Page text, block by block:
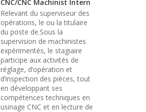
CNC/CNC Machinist Intern
Relevant du superviseur des
opérations, le ou la titulaire
du poste de.Sous la
supervision de machinistes
expérimentés, le stagiaire
participe aux activités de
réglage, d’opération et
d’inspection des pièces, tout
en développant ses
compétences techniques en
usinage CNC et en lecture de